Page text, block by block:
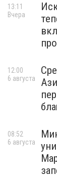
13:11
Вчера
12:00
6 августа
08:52
6 августа